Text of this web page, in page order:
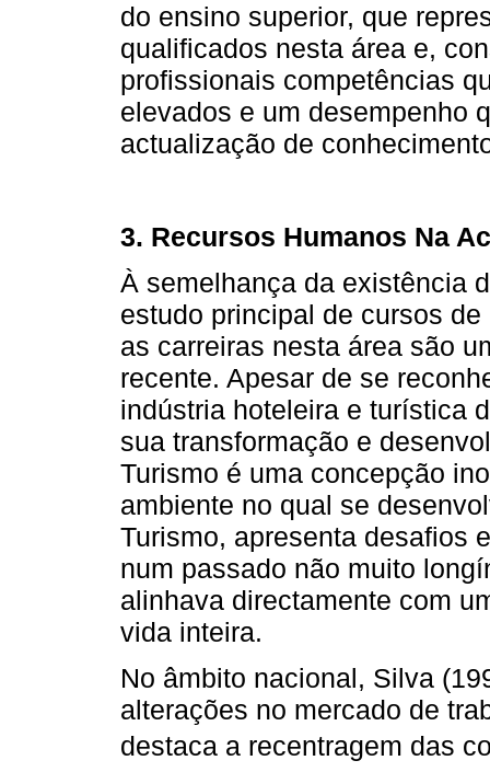
do ensino superior, que
qualificados nesta área e,
profissionais competências
elevados e um desempenho
actualização de
3. Recursos Humanos Na
À semelhança da existência
estudo principal de cursos
as carreiras nesta área são
recente. Apesar de se
indústria hoteleira e turística
sua transformação e
Turismo é uma concepção
ambiente no qual se
Turismo, apresenta desafios
num passado não muito
alinhava directamente com
vida inteira.
No âmbito nacional, Silva
alterações no mercado de
destaca a recentragem das